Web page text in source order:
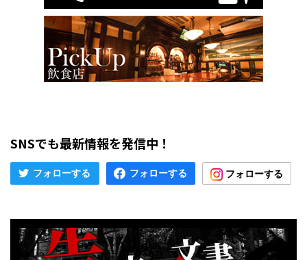
SNSでも最新情報を発信中！